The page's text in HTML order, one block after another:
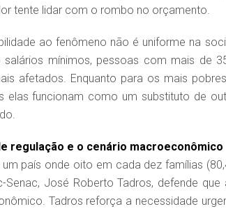
tente lidar com o rombo no orçamento.
ao fenômeno não é uniforme na
salários mínimos, pessoas com mais de
afetados. Enquanto para os mais
elas funcionam como um substituto de
regulação e o cenário macroeconômico
um país onde oito em cada dez famílias
Senac, José Roberto Tadros, defende
Tadros reforça a necessidade